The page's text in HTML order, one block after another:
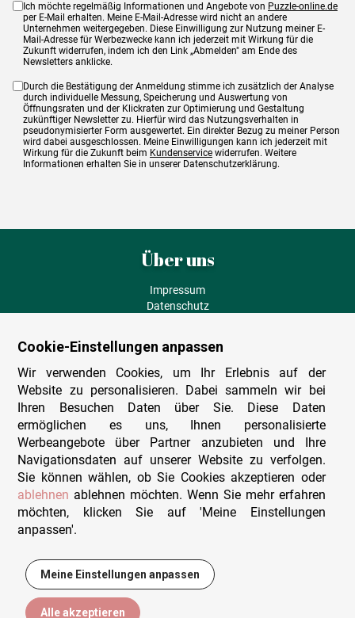
20,95 €
Ich möchte regelmäßig Informationen und Angebote von Puzzle-online.de
per E-Mail erhalten. Meine E-Mail-Adresse wird nicht an andere
Unternehmen weitergegeben. Diese Einwilligung zur Nutzung meiner E-
Mail-Adresse für Werbezwecke kann ich jederzeit mit Wirkung für die
Zukunft widerrufen, indem ich den Link „Abmelden" am Ende des
Newsletters anklicke.
Durch die Bestätigung der Anmeldung stimme ich zusätzlich der Analyse
durch individuelle Messung, Speicherung und Auswertung von
Öffnungsraten und der Klickraten zur Optimierung und Gestaltung
zukünftiger Newsletter zu. Hierfür wird das Nutzungsverhalten in
pseudonymisierter Form ausgewertet. Ein direkter Bezug zu meiner Person
wird dabei ausgeschlossen. Meine Einwilligungen kann ich jederzeit mit
Wirkung für die Zukunft beim Kundenservice widerrufen. Weitere
Informationen erhalten Sie in unserer Datenschutzerklärung.
Über uns
Impressum
Datenschutz
Versand und Lieferung
Zahlungsarten
Herstellungsland
Widerruf
Sitemap
Beratung & Support
Wir sind persönlich erreichbar
+49 (0)341 4912 210
Kontakt-Formular
Cookie-Einstellungen anpassen
Wir verwenden Cookies, um Ihr Erlebnis auf der
Website zu personalisieren. Dabei sammeln wir bei
Ihren Besuchen Daten über Sie. Diese Daten
ermöglichen es uns, Ihnen personalisierte
Werbeangebote über Partner anzubieten und Ihre
Navigationsdaten auf unserer Website zu verfolgen.
Sie können wählen, ob Sie Cookies akzeptieren oder
ablehnen ablehnen möchten. Wenn Sie mehr erfahren
möchten, klicken Sie auf 'Meine Einstellungen
anpassen'.
Meine Einstellungen anpassen
Alle akzeptieren